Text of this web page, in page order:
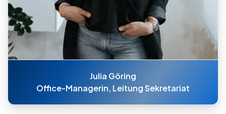
Julia Göring
Office-Managerin, Leitung Sekretariat